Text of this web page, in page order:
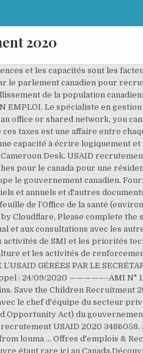
2020
Please enable Cookies and reload the page. 23 décembre 2020. Les publicités: Obtenez l’admission au niveau 200 et étudiez n’importe quel cours dans l’université de votre choix. Sert de représentant de l'agent de négociation des contrats pour un ou plusieurs grands programmes / projets de GEE proposés (par contrat), gère un budget programme annuel combiné de plus de 3.5M USD. Principales tâches et responsabilités Développement, gestion et supervision de programmes / projets - 40%: Spécialiste en engagement et commerce du secteur privé - 40%: Administration du programme / projet - 20%: Qualifications minimales requises pour ce poste. Travailler pour assurer une synergie technique et programmatique au sein des activités soutenues par USAID / Nigeria, et avec le Gouvernement et d’autres partenaires de développement en facilitant l’échange d’informations techniques et en identifiant et en favorisant les possibilités de partenariat sur des activités techniques et programmatiques. À ne pas manquer. Seuls les candidats présélectionnés seront contactés. Domaine de réflexion: les Nigérians et toutes les personnes autorisées à travailler au Nigéria avec un permis de travail en cours de validité. Capacité à expliquer et à défendre les politiques, objectifs et procédures de gestion de projet de l'USAID. Agence des États-Unis pour le recrutement pour le développement international 2020 - Dans cet article, vous obtiendrez sûrement les dernières mises à jour sur les exigences de recrutement, les qualifications, les directives et d'autres mises à jour importantes de l'Agence des États-Unis pour le développement international 2020 gratuitement. => SUIVEZ-NOUS SUR INSTAGRAM | FACEBOOK & TWITTER POUR LES DERNIÈRES MISES À JOUR, => CHAT AVEC NOTRE REPRÉSENTANT MAINTENANT, Tags: Comment postuler à l'Agence des États-Unis pour le recrutement en développement international, Agence américaine pour le développement international, Agence des États-Unis pour le développement international, Agence américaine pour le développement international - Recrutement 2020, Conditions de recrutement de l'Agence des États-